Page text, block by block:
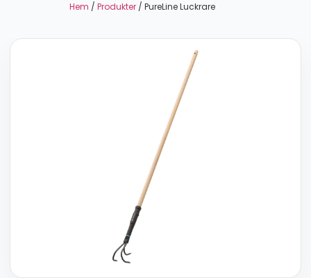
Hem / Produkter / PureLine Luckrare